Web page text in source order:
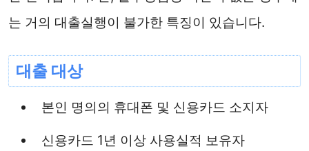
는 거의 대출실행이 불가한 특징이 있습니다.
대출 대상
본인 명의의 휴대폰 및 신용카드 소지자
신용카드 1년 이상 사용실적 보유자